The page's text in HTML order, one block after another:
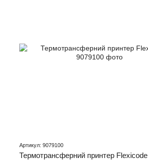
Артикул: 9079100
Термотрансферний принтер Flexicode